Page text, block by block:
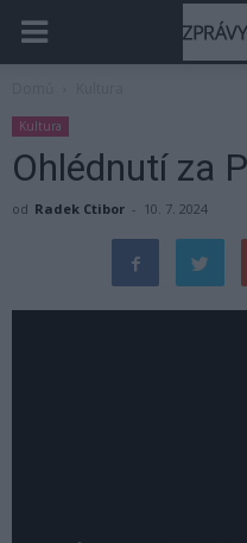
Kultura
Ohlédnutí za
od Radek Ctibor - 10. 7. 2024